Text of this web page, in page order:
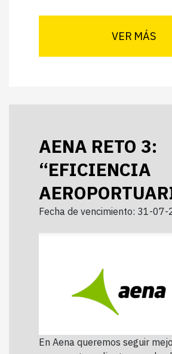
VER MÁS
AENA RETO 3:
“EFICIENCIA
Fecha de vencimiento: 31-07-
En Aena queremos seguir